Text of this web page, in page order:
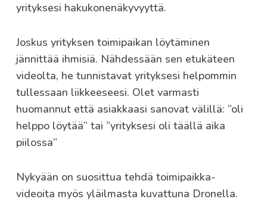
yrityksesi hakukonenäkyvyyttä.
Joskus yrityksen toimipaikan löytäminen
jännittää ihmisiä. Nähdessään sen etukäteen
videolta, he tunnistavat yrityksesi helpommin
tullessaan liikkeeseesi. Olet varmasti
huomannut että asiakkaasi sanovat välillä: ”oli
helppo löytää” tai ”yrityksesi oli täällä aika
piilossa”
Nykyään on suosittua tehdä toimipaikka-
videoita myös yläilmasta kuvattuna Dronella.